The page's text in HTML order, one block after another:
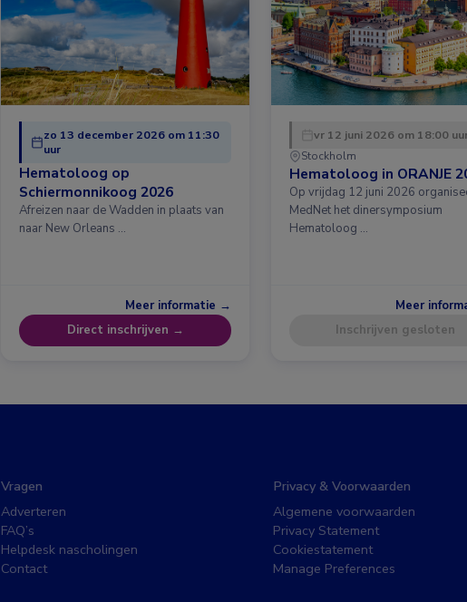
zo 13 december 2026 om 11:30
uur
Hematoloog op
Schiermonnikoog 2026
Afreizen naar de Wadden in plaats van
naar New Orleans …
Meer informatie →
Direct inschrijven →
vr 12 juni 2026 om 18:00
Stockholm
Hematoloog in ORANJE
Op vrijdag 12 juni 2026
MedNet het dinersymposium
Hematoloog …
Meer
Inschrijven gesloten
Vragen
Adverteren
FAQ’s
Helpdesk nascholingen
Contact
Privacy & Voorwaarden
Algemene voorwaarden
Privacy Statement
Cookiestatement
Manage Preferences